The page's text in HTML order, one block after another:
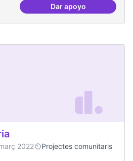
Dar apoyoCasal de Barri
2022
Projectes comunitaris